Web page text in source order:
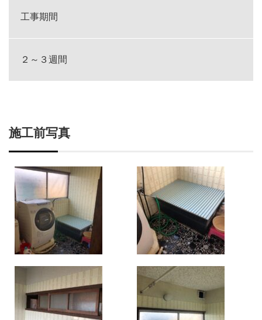
工事期間
２～３週間
施工前写真